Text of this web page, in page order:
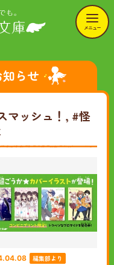
メニュー
らせ
マッシュ！, #怪
編集部より